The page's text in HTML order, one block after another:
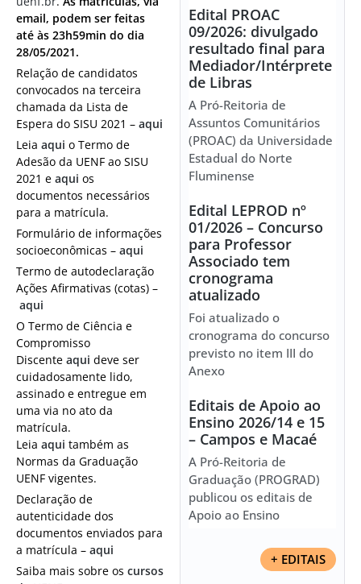
email, podem ser feitas
até às 23h59min do dia
28/05/2021.
Relação de candidatos
convocados na terceira
chamada da Lista de
Espera do SISU 2021 – aqui
Leia aqui o Termo de
Adesão da UENF ao SISU
2021 e aqui os
documentos necessários
para a matrícula.
Formulário de informações
socioeconômicas – aqui
Termo de autodeclaração
Ações Afirmativas (cotas) –
aqui
O Termo de Ciência e
Compromisso
Discente aqui deve ser
cuidadosamente lido,
assinado e entregue em
uma via no ato da
matrícula.
Leia aqui também as
Normas da Graduação
UENF vigentes.
Declaração de
autenticidade dos
documentos enviados para
a matrícula – aqui
Saiba mais sobre os cursos
Edital PROAC
09/2026: divulgado
resultado final para
Mediador/Intérprete
de Libras
A Pró-Reitoria de
Assuntos Comunitários
(PROAC) da Universidade
Estadual do Norte
Fluminense
Edital LEPROD nº
01/2026 – Concurso
para Professor
Associado tem
cronograma
atualizado
Foi atualizado o
cronograma do concurso
previsto no item III do
Anexo
Editais de Apoio ao
Ensino 2026/14 e 15
– Campos e Macaé
A Pró-Reitoria de
Graduação (PROGRAD)
publicou os editais de
Apoio ao Ensino
+ EDITAIS